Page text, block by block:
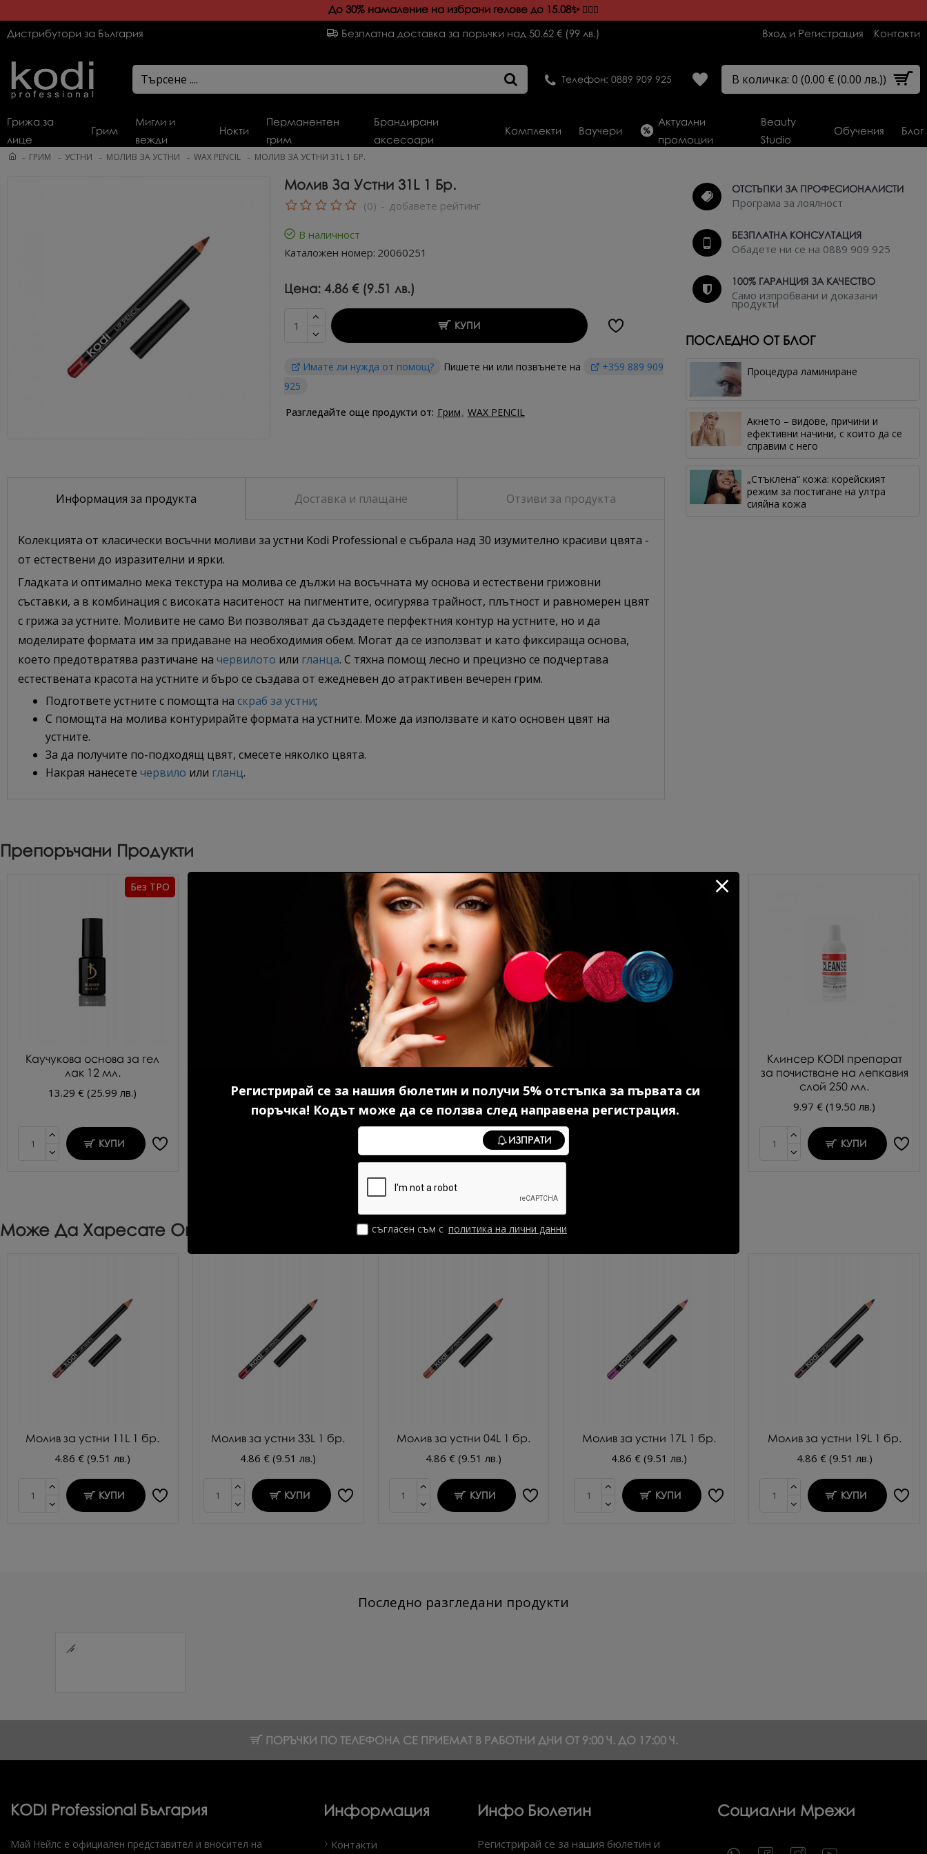
Регистрирай се за нашия бюлетин и получи 5% отстъпка за първата си
поръчка! Кодът може да се ползва след направена регистрация.
ИЗПРАТИ
съгласен съм с политика на лични данни
До 30% намаление на избрани гелове до 15.08✨️💁🏻‍♀️
Дистрибутори за България Безплатна доставка за поръчки над 50.62 € (99 лв.) Вход и Регистрация Контакти
Телефон: 0889 909 925 В количка: 0 (0.00 € (0.00 лв.))
Грижа за
лице
Грим
Мигли и
вежди
Нокти
Перманентен
грим
Брандирани
аксесоари
Комплекти Ваучери
Актуални
промоции
Beauty
Studio
Обучения Блог
ГРИМ УСТНИ МОЛИВ ЗА УСТНИ WAX PENCIL МОЛИВ ЗА УСТНИ 31L 1 БР.
Молив За Устни 31L 1 Бр.
В наличност
Каталожен номер: 20060251
(0) - добавете рейтинг
Цена: 4.86 € (9.51 лв.)
КУПИ
Имате ли нужда от помощ? Пишете ни или позвънете на
+359 889 909
925
Разгледайте още продукти от: Грим WAX PENCIL
Информация за продукта Доставка и плащане Отзиви за продукта
Kолекцията от класически восъчни моливи за устни Kodi Professional е събрала над 30 изумително красиви цвята -
от естествени до изразителни и ярки.
Гладката и оптимално мека текстура на молива се дължи на восъчната му основа и естествени грижовни
съставки, а в комбинация с високата наситеност на пигментите, осигурява трайност, плътност и равномерен цвят
с грижа за устните. Моливите не само Ви позволяват да създадете перфектния контур на устните, но и да
моделирате формата им за придаване на необходимия обем. Могат да се използват и като фиксираща основа,
което предотвратява разтичане на червилото или гланца. С тяхна помощ лесно и прецизно се подчертава
естествената красота на устните и бъро се създава от ежедневен до атрактивен вечерен грим.
Подгответе устните с помощта на скраб за устни;
С помощта на молива контурирайте формата на устните. Може да използвате и като основен цвят на
устните.
За да получите по-подходящ цвят, смесете няколко цвята.
Накрая нанесете червило или гланц.
ОТСТЪПКИ ЗА ПРОФЕСИОНАЛИСТИ
Програма за лоялност
БЕЗПЛАТНА КОНСУЛТАЦИЯ
Обадете ни се на 0889 909 925
100% ГАРАНЦИЯ ЗА КАЧЕСТВО
Само изпробвани и доказани
продукти
ПОСЛЕДНО ОТ БЛОГ
Процедура ламиниране
Акнето – видове, причини и
ефективни начини, с които да се
справим с него
„Стъклена“ кожа: корейският
режим за постигане на ултра
сияйна кожа
Препоръчани Продукти
Без TPO
Каучукова основа за гел
лак 12 мл.
13.29 € (25.99 лв.)
КУПИ
9.20 € (17.99 лв.)
Серум с хиалурон 30 мл.
КУПИ
Без TPO
10.69 € (20.91 лв.)
Клинсер KODI препарат
за почистване на лепкавия
слой 250 мл.
9.97 € (19.50 лв.)
КУПИ
Може Да Харесате Още
Молив за устни 11L 1 бр.
4.86 € (9.51 лв.)
КУПИ
Молив за устни 33L 1 бр.
4.86 € (9.51 лв.)
КУПИ
Молив за устни 04L 1 бр.
4.86 € (9.51 лв.)
КУПИ
Молив за устни 17L 1 бр.
4.86 € (9.51 лв.)
КУПИ
Молив за устни 19L 1 бр.
4.86 € (9.51 лв.)
КУПИ
Последно разгледани продукти
ПОРЪЧКИ ПО ТЕЛЕФОНА СЕ ПРИЕМАТ В РАБОТНИ ДНИ ОТ 9:00 Ч. ДО 17:00 Ч.
KODI Professional България
Май Нейлс е официален представител и вносител на
Информация
Контакти
Инфо Бюлетин
Регистрирай се за нашия бюлетин и
Социални Мрежи